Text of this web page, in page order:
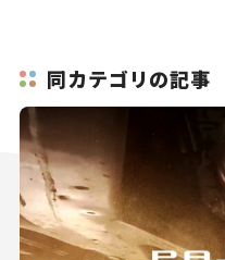
同カテゴリの記事